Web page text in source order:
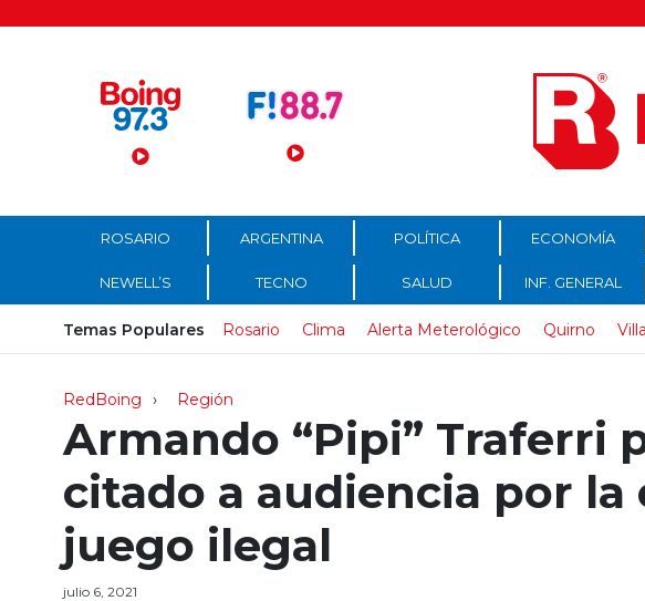
Menú Principal
ROSARIO ARGENTINA POLÍTICA ECONOMÍA
NEWELL’S TECNO SALUD INF. GENERAL
Temas Populares Rosario Clima Alerta Meterológico Quirno
RedBoing Región
Armando “Pipi” Traferri
citado a audiencia por la
juego ilegal
julio 6, 2021